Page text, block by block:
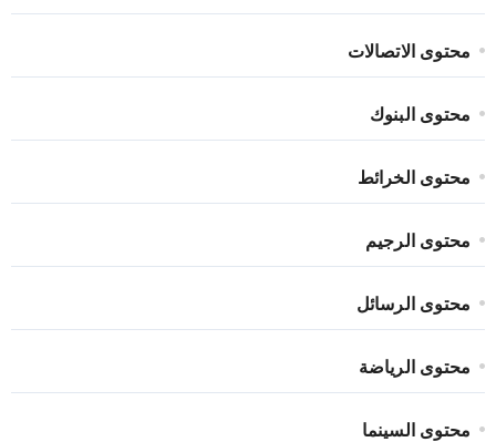
محتوى الاتصالات
محتوى البنوك
محتوى الخرائط
محتوى الرجيم
محتوى الرسائل
محتوى الرياضة
محتوى السينما